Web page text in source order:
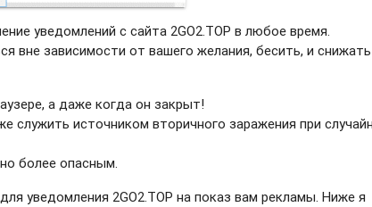
уведомлений с сайта 2GO2.TOP в любое время.
вне зависимости от вашего желания, бесить, и снижать
а даже когда он закрыт!
источником вторичного заражения при
более опасным.
уведомления 2GO2.TOP на показ вам рекламы. Ниже я